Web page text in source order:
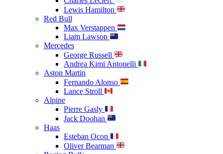
Lewis Hamilton
Red Bull
Max Verstappen
Liam Lawson
Mercedes
George Russell
Andrea Kimi Antonelli
Aston Martin
Fernando Alonso
Lance Stroll
Alpine
Pierre Gasly
Jack Doohan
Haas
Esteban Ocon
Oliver Bearman